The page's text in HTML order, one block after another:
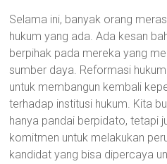
Selama ini, banyak orang
hukum yang ada. Ada kesan
berpihak pada mereka yang
sumber daya. Reformasi
untuk membangun kembali
terhadap institusi hukum. Kita
hanya pandai berpidato, tetapi
komitmen untuk melakukan
kandidat yang bisa dipercaya